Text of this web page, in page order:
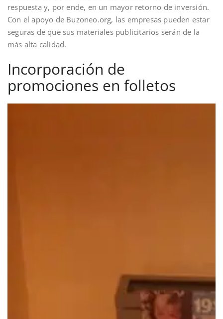
respuesta y, por ende, en un mayor retorno de inversión.
Con el apoyo de Buzoneo.org, las empresas pueden estar
seguras de que sus materiales publicitarios serán de la
más alta calidad.
Incorporación de
promociones en folletos